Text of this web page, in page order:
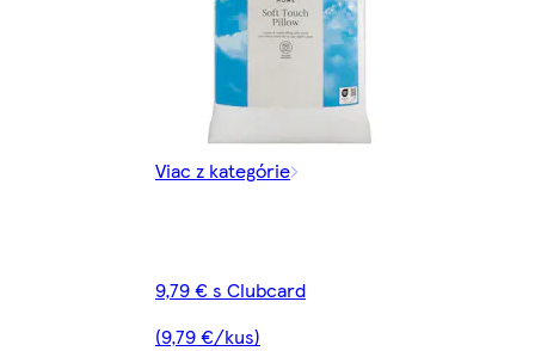
Viac z kategórie
9,79 € s Clubcard
(9,79 €/kus)